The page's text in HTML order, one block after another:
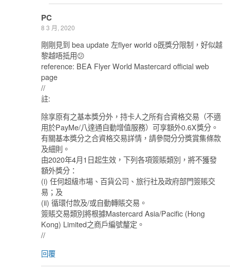
PC
8 3 月, 2020
剛剛見到 bea update 左flyer world o既獎分限制，好似越
黎越唔抵用😕
reference: BEA Flyer World Mastercard official web
page
//
註:
除享原有之基本獎分外，持卡人之所有合資格交易（不適
用於PayMe/八達通自動增值服務）可享額外0.6X獎分。
有關基本獎分之合資格交易詳情，請參閱分分獎賞集條款
及細則。
由2020年4月1日起生效，下列各項簽賬類別，將不獲發
額外獎分：
(i) 任何超級市場、百貨公司、旅行社及政府部門簽賬交
易；及
(ii) 循環付款及/或自動轉賬交易。
簽賬交易類別將根據Mastercard Asia/Pacific (Hong
Kong) Limited之商戶編號釐定。
//
回覆